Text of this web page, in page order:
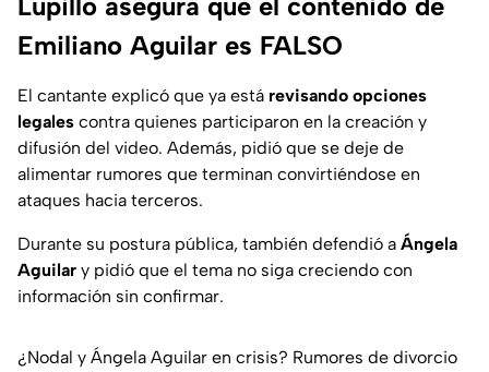
Emiliano Aguilar es FALSO
El cantante explicó que ya está revisando opciones
legales contra quienes participaron en la creación y
difusión del video. Además, pidió que se deje de
alimentar rumores que terminan convirtiéndose en
ataques hacia terceros.
Durante su postura pública, también defendió a Ángela
Aguilar y pidió que el tema no siga creciendo con
información sin confirmar.
¿Nodal y Ángela Aguilar en crisis? Rumores de divorcio